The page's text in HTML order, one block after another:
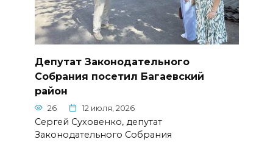
Депутат Законодательного
Собрания посетил Багаевский
район
26 12 июля, 2026
Сергей Суховенко, депутат
Законодательного Собрания